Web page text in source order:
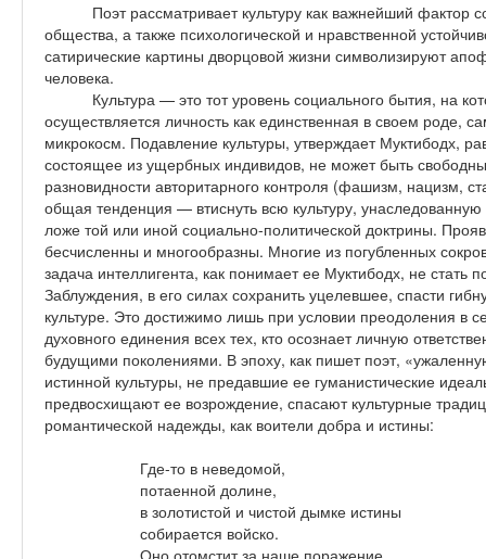
Поэт рассматривает культуру как важнейший фактор
общества, а также психологической и нравственной
сатирические картины дворцовой жизни символизируют
человека.
Культура — это тот уровень социального бытия, на
осуществляется личность как единственная в своем роде,
микрокосм. Подавление культуры, утверждает Муктибодх,
состоящее из ущербных индивидов, не может быть
разновидности авторитарного контроля (фашизм, нацизм,
общая тенденция — втиснуть всю культуру,
ложе той или иной социально-политической доктрины.
бесчисленны и многообразны. Многие из погубленных
задача интеллигента, как понимает ее Муктибодх, не стать
Заблуждения, в его силах сохранить уцелевшее, спасти
культуре. Это достижимо лишь при условии преодоления в
духовного единения всех тех, кто осознает личную
будущими поколениями. В эпоху, как пишет поэт,
истинной культуры, не предавшие ее гуманистические
предвосхищают ее возрождение, спасают культурные
романтической надежды, как воители добра и истины:
Где-то в неведомой,
потаенной долине,
в золотистой и чистой дымке истины
собирается войско.
Оно отомстит за наше поражение…